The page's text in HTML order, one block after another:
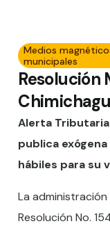
Medios
municipales
Resolución
Alerta
publica
hábiles para su
La
Resolución No.